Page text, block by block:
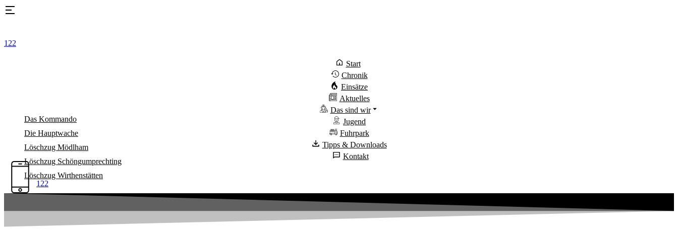
Zum
Inhalt
122
Start
Chronik
Einsätze
Aktuelles
Das sind wir
Das Kommando
Die Hauptwache
Löschzug Mödlham
Löschzug Schöngumprechting
Löschzug Wirthenstätten
Jugend
Fuhrpark
Tipps & Downloads
Kontakt
122